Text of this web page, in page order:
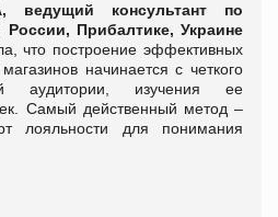
ведущий консультант по
России, Прибалтике, Украине
что построение эффективных
начинается с четкого
аудитории, изучения ее
Самый действенный метод –
лояльности для понимания